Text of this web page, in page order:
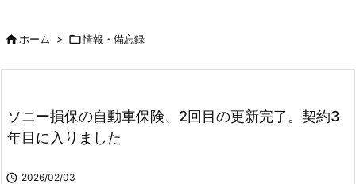
ホーム > 情報・備忘録
ソニー損保の自動車保険、2回目の更新完了。契約3
年目に入りました
 2026/02/03